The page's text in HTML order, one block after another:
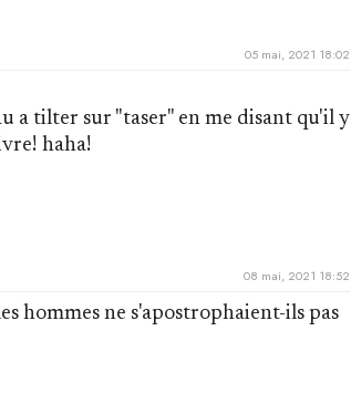
05 mai, 2021 18:02
a tilter sur "taser" en me disant qu'il y
haha!
08 mai, 2021 18:52
hommes ne s'apostrophaient-ils pas